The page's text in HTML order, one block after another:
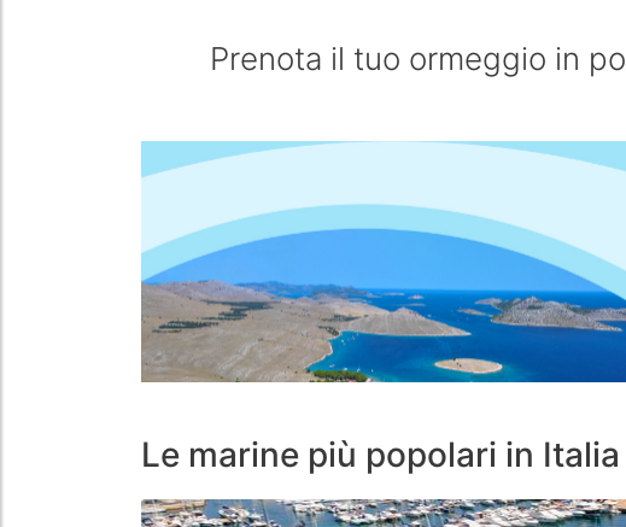
Prenota il tuo ormeggio in
Le marine più popolari in Italia